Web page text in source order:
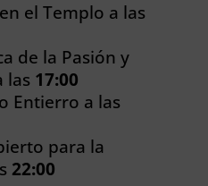
el Templo a las
de la Pasión y
las 17:00
Entierro a las
para la
22:00